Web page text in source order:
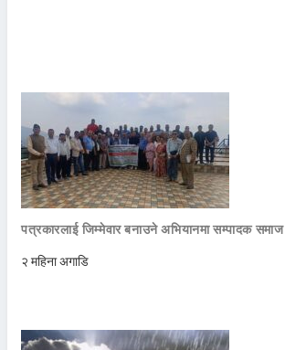
पत्रकारलाई जिम्मेवार बनाउने अभियानमा सम्पादक समाज
२ महिना अगाडि